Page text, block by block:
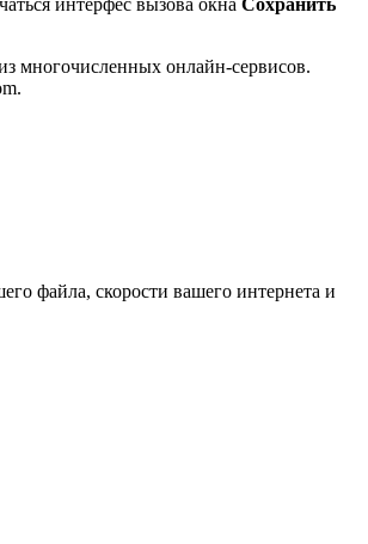
многочисленных онлайн-сервисов.
файла, скорости вашего интернета и